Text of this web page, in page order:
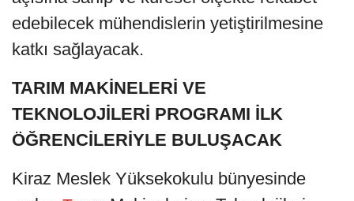
edebilecek mühendislerin yetiştirilmesine
katkı sağlayacak.
TARIM MAKİNELERİ VE
TEKNOLOJİLERİ PROGRAMI İLK
ÖĞRENCİLERİYLE BULUŞACAK
Kiraz Meslek Yüksekokulu bünyesinde